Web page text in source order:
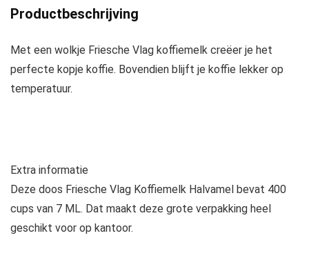
Productbeschrijving
Met een wolkje Friesche Vlag koffiemelk creëer je het
perfecte kopje koffie. Bovendien blijft je koffie lekker op
temperatuur.
Extra informatie
Deze doos Friesche Vlag Koffiemelk Halvamel bevat 400
cups van 7 ML. Dat maakt deze grote verpakking heel
geschikt voor op kantoor.